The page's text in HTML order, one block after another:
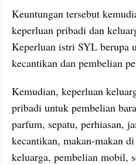
Keuntungan tersebut
keperluan pribadi dan
Keperluan istri SYL berupa
kecantikan dan pembelian
Kemudian, keperluan
pribadi untuk pembelian
parfum, sepatu, perhiasan,
kecantikan, makan-makan
keluarga, pembelian mobil,